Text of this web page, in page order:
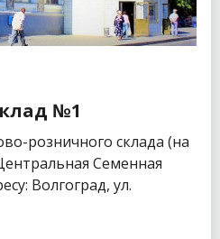
№1
розничного склада (на
Семенная
Волгоград, ул.